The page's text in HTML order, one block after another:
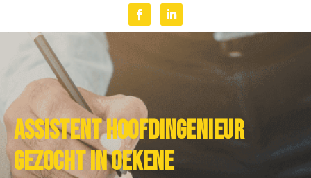
Assistent hoofdingenieur
gezocht in Oekene